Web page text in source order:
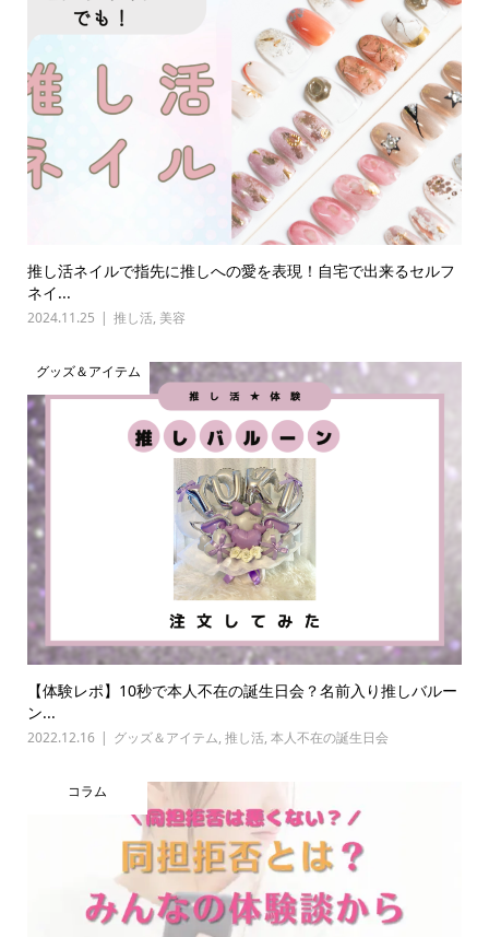
推し活ネイルで指先に推しへの愛を表現！自宅で出来るセルフ
ネイ...
2024.11.25 推し活, 美容
グッズ＆アイテム
【体験レポ】10秒で本人不在の誕生日会？名前入り推しバルー
ン...
2022.12.16 グッズ＆アイテム, 推し活, 本人不在の誕生日会
コラム